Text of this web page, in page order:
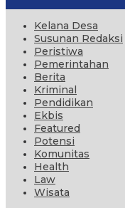
Kelana Desa
Susunan Redaksi
Peristiwa
Pemerintahan
Berita
Kriminal
Pendidikan
Ekbis
Featured
Potensi
Komunitas
Health
Law
Wisata